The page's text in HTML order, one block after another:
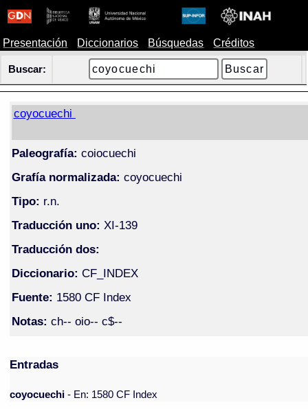
Presentación Diccionarios Búsquedas Créditos
Buscar:
coyocuechi
Paleografía: coiocuechi
Grafía normalizada: coyocuechi
Tipo: r.n.
Traducción uno: XI-139
Traducción dos:
Diccionario: CF_INDEX
Fuente: 1580 CF Index
Notas: ch-- oio-- c$--
Entradas
coyocuechi- En: 1580 CF Index